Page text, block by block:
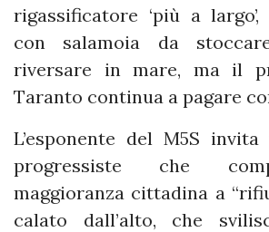
rigassificatore ‘più a
con salamoia da
riversare in mare, ma il
Taranto continua a pagare
L’esponente del M5S
progressiste che
maggioranza cittadina a
calato dall’alto, che